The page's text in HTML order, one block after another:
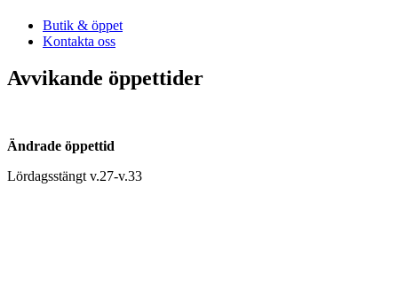
Butik & öppet
Kontakta oss
Avvikande öppettider
Ändrade öppettid
Lördagsstängt v.27-v.33